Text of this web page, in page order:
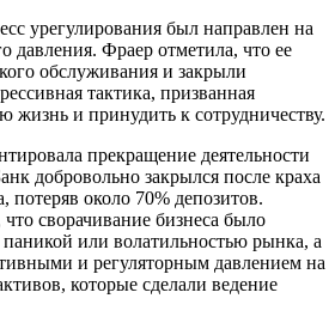
урегулирования был направлен на
давления. Фраер отметила, что ее
обслуживания и закрыли
тактика, призванная
жизнь и принудить к сотрудничеству.
прекращение деятельности
добровольно закрылся после краха
потеряв около 70% депозитов.
сворачивание бизнеса было
или волатильностью рынка, а
и регуляторным давлением на
которые сделали ведение